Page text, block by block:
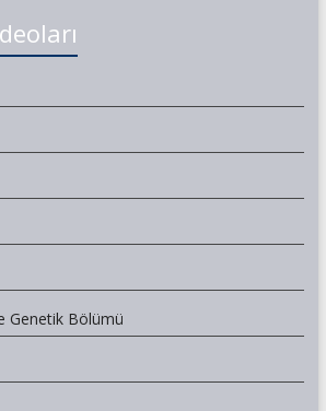
Genetik Bölümü